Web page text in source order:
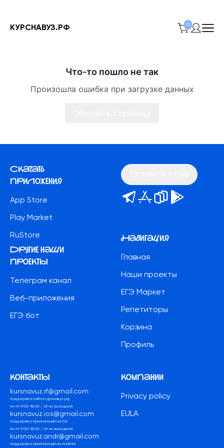
КУРСНАВУЗ.РФ 0
Что-то пошло не так
Произошла ошибка при загрузке данных
Скачать
приложения
App Store
Play Market
RuStore
другие наши
проекты
Телеграм канал
Веб-приложения
ЕГЭ бот
Навигация
Главная
Наши проекты
ЕГЭ Маркет
Репетиторы
Корзина
Профиль
контакты
kursnavuz.rf@gmail.com
поддержка сайта курснавуз.рф
пн-пт 9:00-18:00 / сб-вс выходной
kursnavuz.ios@gmail.com
поддержка приложений на iOS
пн-пт 9:00-18:00 / сб-вс выходной
kursnavuz.andr@gmail.com
поддержка приложений на Android
компании
Privacy policy
EULA